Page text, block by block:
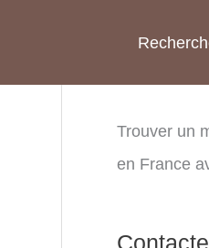
Trouver un
en France